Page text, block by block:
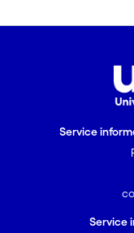
Service
Service